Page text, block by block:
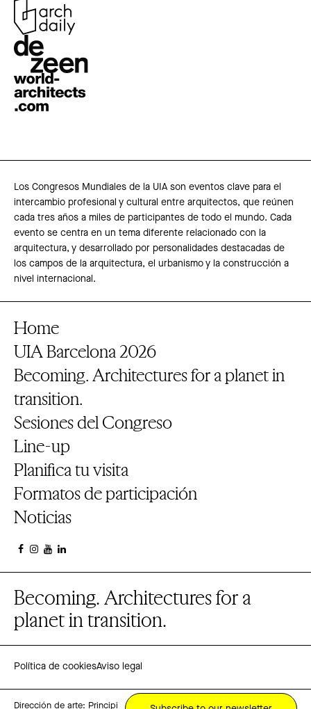
Los Congresos Mundiales de la UIA son eventos clave para el
intercambio profesional y cultural entre arquitectos, que reúnen
cada tres años a miles de participantes de todo el mundo. Cada
evento se centra en un tema diferente relacionado con la
arquitectura, y desarrollado por personalidades destacadas de
los campos de la arquitectura, el urbanismo y la construcción a
nivel internacional.
Home
UIA Barcelona 2026
Becoming. Architectures for a planet in
transition.
Sesiones del Congreso
Line-up
Planifica tu visita
Formatos de participación
Noticias
Becoming. Architectures for a
planet in transition.
Política de cookiesAviso legal
Dirección de arte: Principi